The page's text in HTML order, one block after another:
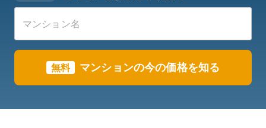
無料 マンションの今の価格を知る